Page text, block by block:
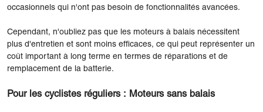
occasionnels qui n'ont pas besoin de fonctionnalités avancées.
Cependant, n'oubliez pas que les moteurs à balais nécessitent
plus d'entretien et sont moins efficaces, ce qui peut représenter un
coût important à long terme en termes de réparations et de
remplacement de la batterie.
Pour les cyclistes réguliers : Moteurs sans balais